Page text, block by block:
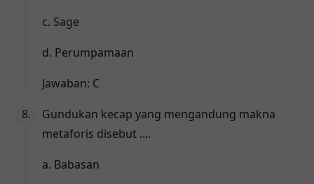
c. Sage
d. Perumpamaan
Jawaban: C
Gundukan kecap yang mengandung makna
metaforis disebut ....
a. Babasan